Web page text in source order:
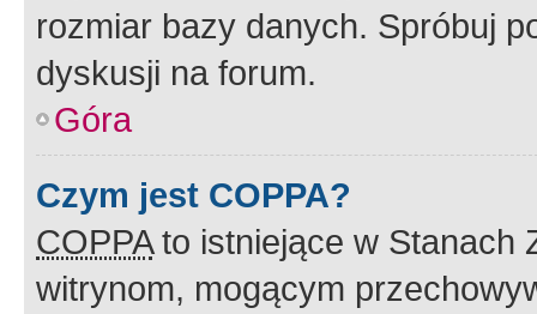
rozmiar bazy danych. Spróbuj
dyskusji na forum.
Góra
Czym jest COPPA?
COPPAto istniejące w Stanach
witrynom, mogącym